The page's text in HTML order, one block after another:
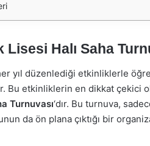
Lisesi Halı Saha
yıl düzenlediği etkinliklerle
Bu etkinliklerin en dikkat çekici
Turnuvası‘dır. Bu turnuva,
da ön plana çıktığı bir